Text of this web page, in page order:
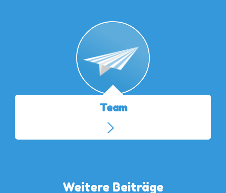
Team
Weitere Beiträge